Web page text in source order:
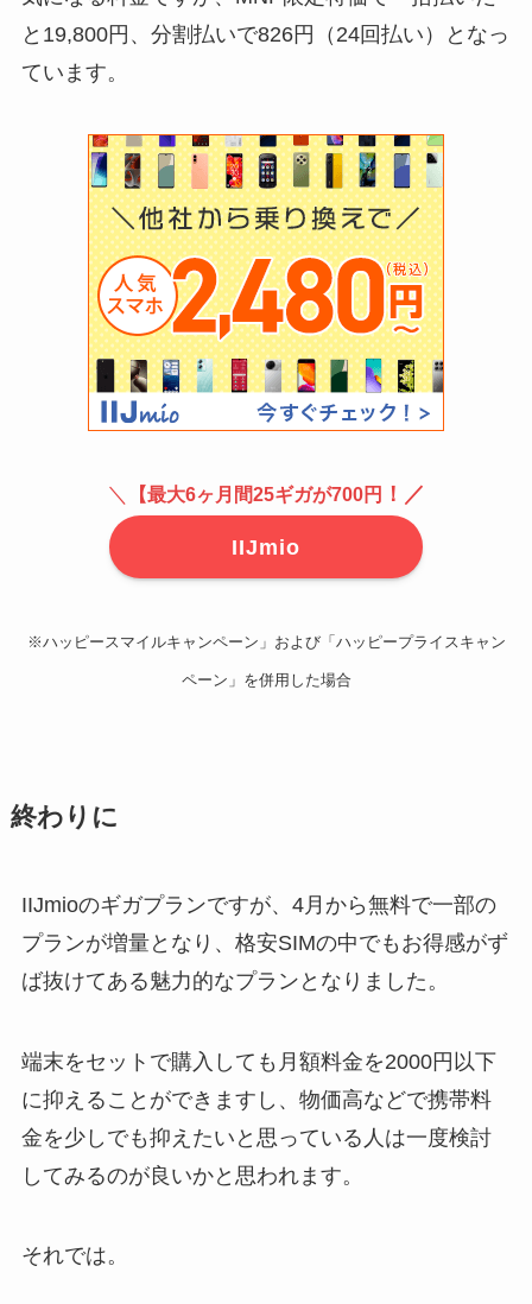
と19,800円、分割払いで826円（24回払い）となっ
ています。
＼ 【最大6ヶ月間25ギガが700円 ！／
IIJmio
※ハッピースマイルキャンペーン」および「ハッピープライスキャン
ペーン」を併用した場合
終わりに
IIJmioのギガプランですが、4月から無料で一部の
プランが増量となり、格安SIMの中でもお得感がず
ば抜けてある魅力的なプランとなりました。
端末をセットで購入しても月額料金を2000円以下
に抑えることができますし、物価高などで携帯料
金を少しでも抑えたいと思っている人は一度検討
してみるのが良いかと思われます。
それでは。